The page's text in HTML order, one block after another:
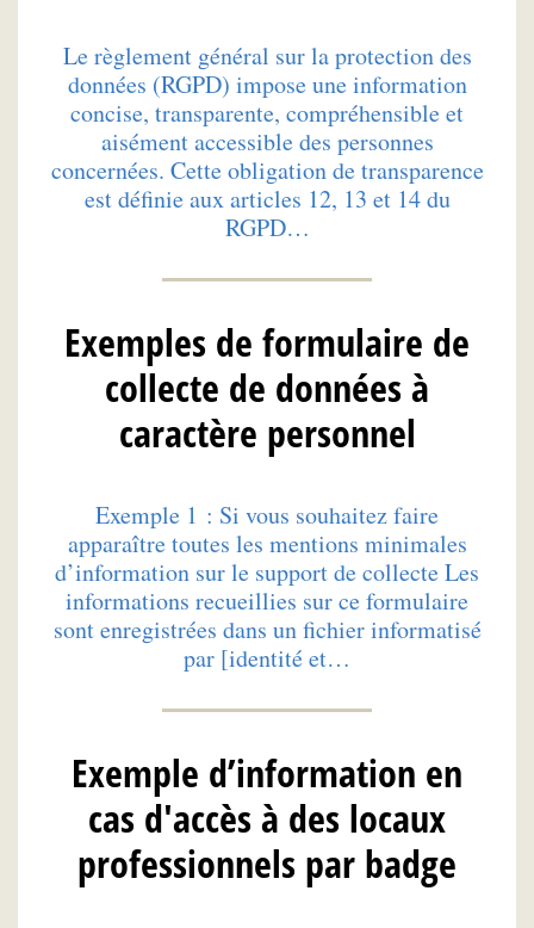
Le règlement général sur la protection des
données (RGPD) impose une information
concise, transparente, compréhensible et
aisément accessible des personnes
concernées. Cette obligation de transparence
est définie aux articles 12, 13 et 14 du
RGPD…
Exemples de formulaire de
collecte de données à
caractère personnel
Exemple 1 : Si vous souhaitez faire
apparaître toutes les mentions minimales
d’information sur le support de collecte Les
informations recueillies sur ce formulaire
sont enregistrées dans un fichier informatisé
par [identité et…
Exemple d’information en
cas d'accès à des locaux
professionnels par badge